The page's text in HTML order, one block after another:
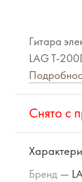
Гитара
LAG T-
Cнято с
Бренд —